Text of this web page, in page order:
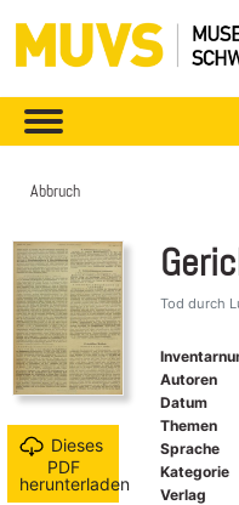
Abbruch
Dieses
PDF
herunterladen
Tod durch
Autoren
Datum
Themen
Sprache
Kategorie
Verlag